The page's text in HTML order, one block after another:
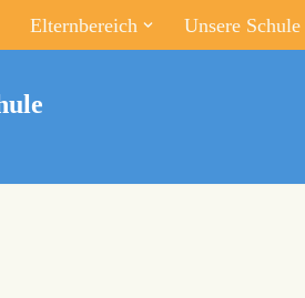
Elternbereich Unsere Schule